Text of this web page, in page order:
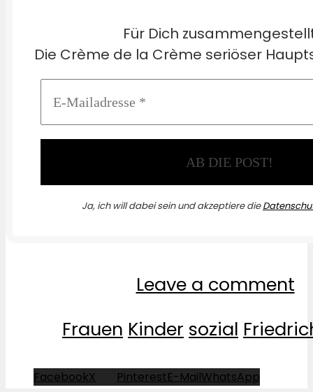
Für Dich
Die Crème de la Crème seriöser
Ja, ich will dabei sein und akzeptiere die
Leave a comment
Frauen Kinder sozial
FacebookX PinterestE-MailWhatsApp